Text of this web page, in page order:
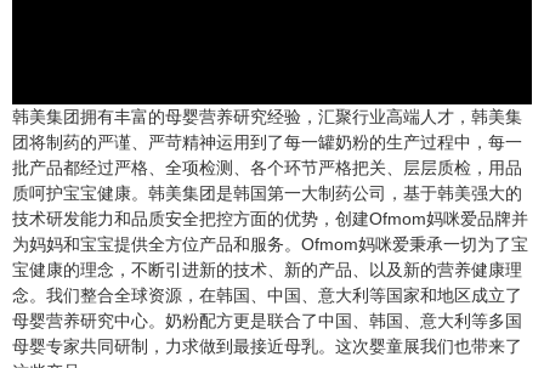
韩美集团拥有丰富的母婴营养研究经验，汇聚行业高端人才，韩美集
团将制药的严谨、严苛精神运用到了每一罐奶粉的生产过程中，每一
批产品都经过严格、全项检测、各个环节严格把关、层层质检，用品
质呵护宝宝健康。韩美集团是韩国第一大制药公司，基于韩美强大的
技术研发能力和品质安全把控方面的优势，创建Ofmom妈咪爱品牌并
为妈妈和宝宝提供全方位产品和服务。Ofmom妈咪爱秉承一切为了宝
宝健康的理念，不断引进新的技术、新的产品、以及新的营养健康理
念。我们整合全球资源，在韩国、中国、意大利等国家和地区成立了
母婴营养研究中心。奶粉配方更是联合了中国、韩国、意大利等多国
母婴专家共同研制，力求做到最接近母乳。这次婴童展我们也带来了